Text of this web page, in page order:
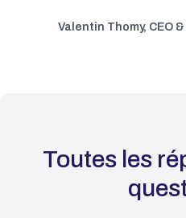
Valentin Thomy, CEO
Toutes les